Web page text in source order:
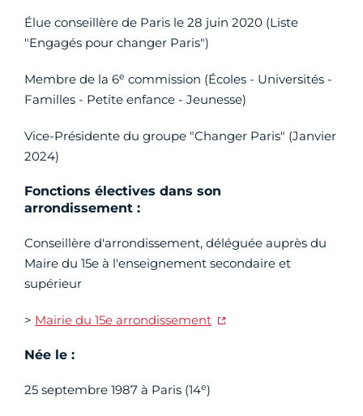
Élue conseillère de Paris le 28 juin 2020 (Liste
"Engagés pour changer Paris")
Membre de la 6e commission (Écoles - Universités -
Familles - Petite enfance - Jeunesse)
Vice-Présidente du groupe "Changer Paris" (Janvier
2024)
Fonctions électives dans son
arrondissement :
Conseillère d'arrondissement, déléguée auprès du
Maire du 15e à l'enseignement secondaire et
supérieur
> Mairie du 15e arrondissement
Née le :
25 septembre 1987 à Paris (14e)